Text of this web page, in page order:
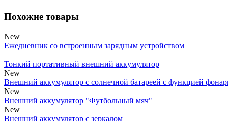
Похожие товары
New
Ежедневник со встроенным зарядным устройством
Тонкий портативный внешний аккумулятор
New
Внешний аккумулятор с солнечной батареей с функцией
New
Внешний аккумулятор "Футбольный мяч"
New
Внешний аккумулятор с зеркалом